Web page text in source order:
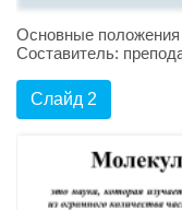
Основные положения
Составитель:
Слайд 2